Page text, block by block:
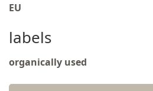
EU
labels
organically used